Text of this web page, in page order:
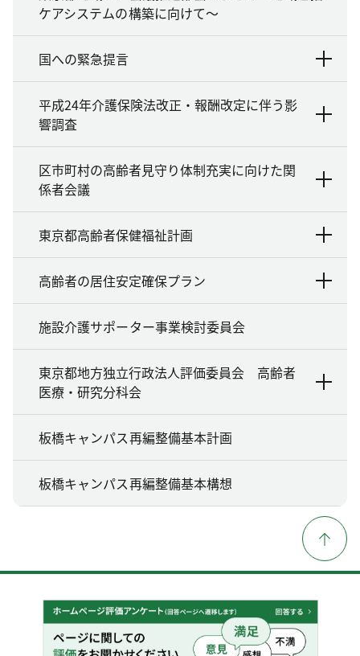
ケアシステムの構築に向けて～
国への緊急提言
平成24年介護保険法改正・報酬改定に伴う影
響調査
区市町村の高齢者見守り体制充実に向けた関
係者会議
東京都高齢者保健福祉計画
高齢者の居住安定確保プラン
施設介護サポーター事業検討委員会
東京都地方独立行政法人評価委員会 高齢者
医療・研究分科会
板橋キャンパス再編整備基本計画
板橋キャンパス再編整備基本構想